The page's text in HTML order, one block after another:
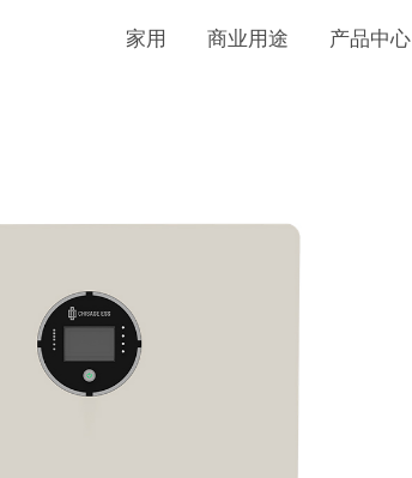
家用 商业用途 产品中心